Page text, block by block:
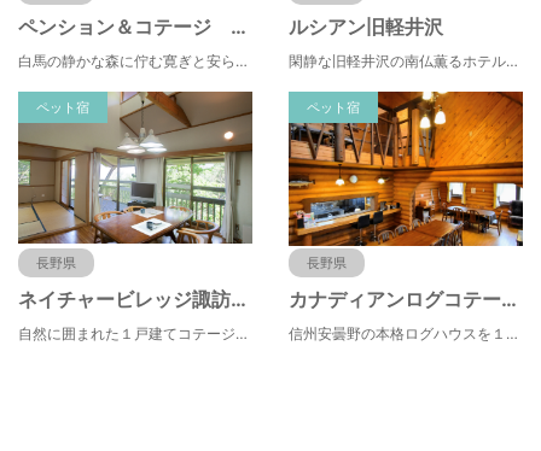
ペンション＆コテージ 植物誌
白馬の静かな森に佇む寛ぎと安らぎの宿、お料理は旬を味わう本格フレンチフルコースをお楽しみください
ルシアン旧軽井沢
閑静な旧軽井沢の南仏薫るホテルで心地よい休日を愛犬と一緒にお過ごし下さい。ワンちゃん2頭目まで無料。
ペット宿
長野県
ネイチャービレッジ諏訪塩嶺
自然に囲まれた１戸建てコテージで安心・安全♪ペットと泊まれるコテージあり☆BBQ場あり☆
ペット宿
長野県
カナディアンログコテージＴＡＫＩＴＡＲＯ
信州安曇野の本格ログハウスを１棟貸切。大切な家族・仲間と過ごす贅沢プライベート空間。